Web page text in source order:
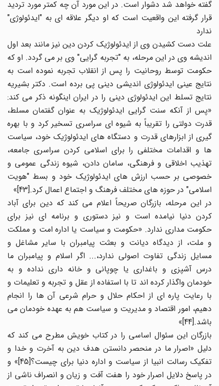
گفته خواهد شد دشوار است. در این مورد آن چه کمتر مورد تردید
قرار گرفته این واقعیت است که او دیگر علاقه ای به "ایدئولوژی"
ندارد
علت دست کشیدن وی از ایدئولوژیک کردن دین نیز مانند بعد اول
اندیشه وی در این مرحله، به "تجربه گرایی" وی بر می گردد. او که
حکومت توسط روحانیت را پس از انقلاب تجربه نموده است به
نتایج عینی ایدئولوژی اندیشی دینی پی برده است. دکتر بشیریه
نتایج تسلط این ایدئولوژی دینی را در ایران اینگونه ذکر می کند:
«پس از آنکه سنت گرایی ایدئولوژیک به عنوان گفتمان مسلط،
قدرت دولتی را تقریباً به شیوه ای سراسری تسخیر کرد و با بهره
گیری از ابزارهای قدرت و دستگاه های ایدئولوژیک خود، سیاست
ها و اقدامات مختلفی را برای اسلامی کردن سراسری جامعه،
تهذیب اخلاقی و فرهنگی، سامان دادن، شیوه زندگی عمومی و
خصوصی بر حسب ارزش های ایدئولوژیک خود و بسط "هویت
اسلامی" در حوزه های مختلف فرهنگ و اجتماع اعمال کرد.[43]»
در این مرحله، بازرگان صریحاً اعلام می کند که دین برای آباد
کردن دنیا نیامده است و نیز دستوری و برنامه ای نیز برای
حکومت مداری ندارد. «حکومت و سیاست یا اداره امت و مملکت
و ملت، از دیدگاه دیانت و بعثت پیامبران با سایر مشاغل و
مسایل زندگی تفاوت اصولی ندارد،... اگر اسلام و پیامبران ما
درس آشپزی و باغداری یا چوپانی و خانه داری نداده و به
خودمان واگذار کرده اند تا با استفاده از عقل و تجربه و تعلیمات و
با رعایت پاره ای از احکام حلال و حرام شرعی آن ها را انجام
دهیم، امور اقتصاد و مدیریت و سیاست هم به عهده خودمان می
باشد.[44]»
بازرگان این سئوال اساسی را در کتاب خویش مطرح می کند که
دلیل «اصرار ما در منحصر دانستن هدف دین به آخرت و خدا و
تفکیک رسالت انبیا از سیاست و اداره دنیا برای چیست؟[45]» و
در پاسخ دلایل اصرار خود را هفت آفت و زیان و انصراف ناشی از